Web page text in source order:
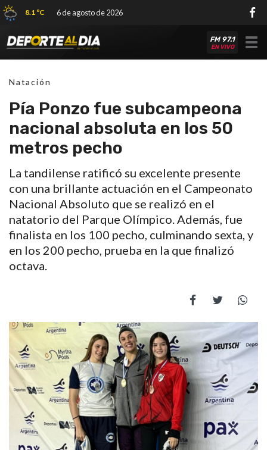
8.1 ºC 6 de agosto de 2026
FM 97.1
EN VIVO
Natación
Pía Ponzo fue subcampeona
nacional absoluta en los 50
metros pecho
La tandilense ratificó su excelente presente
con una brillante actuación en el Campeonato
Nacional Absoluto que se realizó en el
natatorio del Parque Olímpico. Además, fue
finalista en los 100 pecho, culminando sexta, y
en los 200 pecho, prueba en la que finalizó
octava.